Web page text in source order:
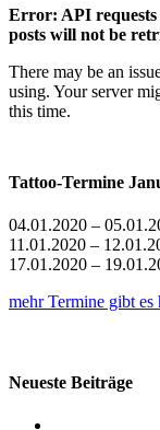
Error: API requests
posts will not be
There may be an
using. Your server
this time.
Tattoo-Termine
04.01.2020 –
11.01.2020 –
17.01.2020 –
mehr Termine gibt es
Neueste Beiträge